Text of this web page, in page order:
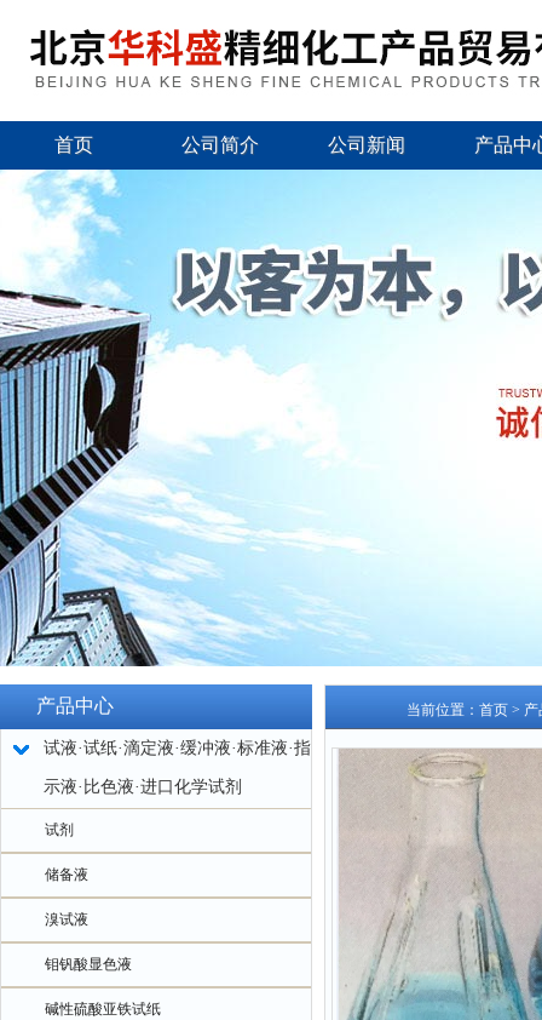
首页 公司简介 公司新闻 产品中
产品中心
试液·试纸·滴定液·缓冲液·标准液·指
示液·比色液·进口化学试剂
试剂
储备液
溴试液
钼钒酸显色液
碱性硫酸亚铁试纸
当前位置： 首页 > 产